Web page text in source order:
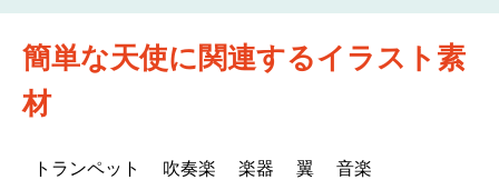
簡単な天使に関連するイラスト素
材
トランペット 吹奏楽 楽器 翼 音楽